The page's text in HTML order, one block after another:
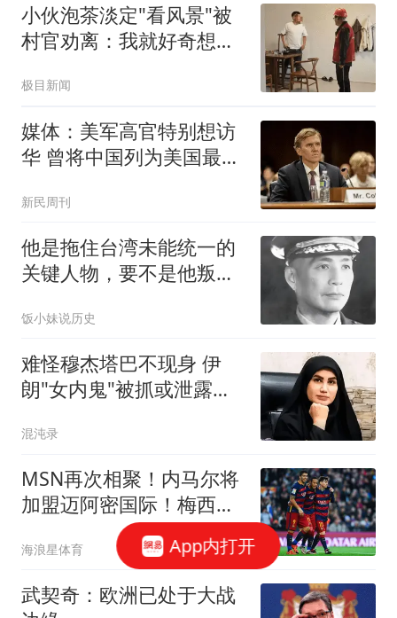
小伙泡茶淡定"看风景"被
村官劝离：我就好奇想看
极目新闻
媒体：美军高官特别想访
华 曾将中国列为美国最大
新民周刊
他是拖住台湾未能统一的
关键人物，要不是他叛
饭小妹说历史
难怪穆杰塔巴不现身 伊
朗"女内鬼"被抓或泄露大
混沌录
MSN再次相聚！内马尔将
加盟迈阿密国际！梅西将
复刻巴萨三叉戟！
海浪星体育
武契奇：欧洲已处于大战
App内打开